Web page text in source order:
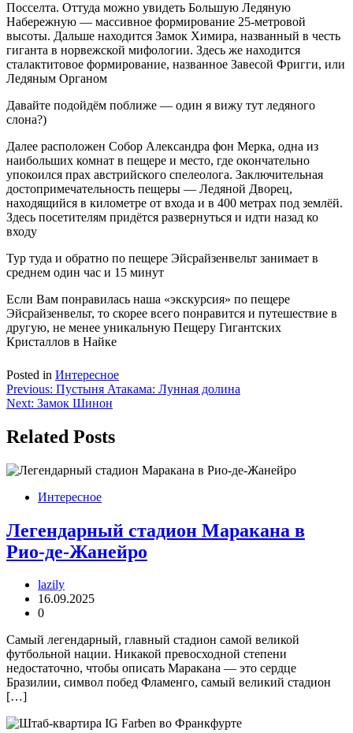
Посселта. Оттуда можно увидеть Большую Ледяную
Набережную — массивное формирование 25-метровой
высоты. Дальше находится Замок Химира, названный в честь
гиганта в норвежской мифологии. Здесь же находится
сталактитовое формирование, названное Завесой Фригги, или
Ледяным Органом
Давайте подойдём поближе — один я вижу тут ледяного
слона?)
Далее расположен Собор Александра фон Мерка, одна из
наибольших комнат в пещере и место, где окончательно
упокоился прах австрийского спелеолога. Заключительная
достопримечательность пещеры — Ледяной Дворец,
находящийся в километре от входа и в 400 метрах под землёй.
Здесь посетителям придётся развернуться и идти назад ко
входу
Тур туда и обратно по пещере Эйсрайзенвельт занимает в
среднем один час и 15 минут
Если Вам понравилась наша «экскурсия» по пещере
Эйсрайзенвельт, то скорее всего понравится и путешествие в
другую, не менее уникальную Пещеру Гигантских
Кристаллов в Найке
Posted in Интересное
Навигация
по
записям
Previous: Пустыня Атакама: Лунная долина
Next: Замок Шинон
Related Posts
Интересное
Легендарный стадион Маракана в
Рио-де-Жанейро
lazily
16.09.2025
0
Самый легендарный, главный стадион самой великой
футбольной нации. Никакой превосходной степени
недостаточно, чтобы описать Маракана — это сердце
Бразилии, символ побед Фламенго, самый великий стадион
[…]